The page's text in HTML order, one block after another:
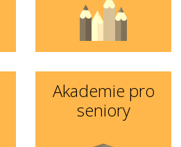
Akademie pro
seniory